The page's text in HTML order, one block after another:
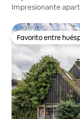
st Southbourne
Impresionante
Favorito entre
Favorito entre